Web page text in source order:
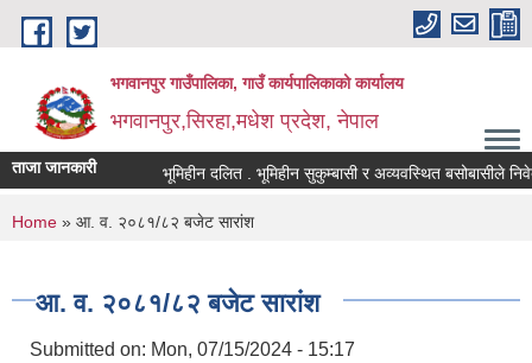
Skip to main content
भगवानपुर गाउँपालिका, गाउँ कार्यपालिकाको कार्यालय
भगवानपुर,सिरहा,मधेश प्रदेश, नेपाल
ताजा जानकारी भूमिहीन दलित . भूमिहीन सुकुम्बासी र अव्यवस्थित बसोबासीले निवेदन
You are here
Home » आ. व. २०८१/८२ बजेट सारांश
आ. व. २०८१/८२ बजेट सारांश
Submitted on: Mon, 07/15/2024 - 15:17